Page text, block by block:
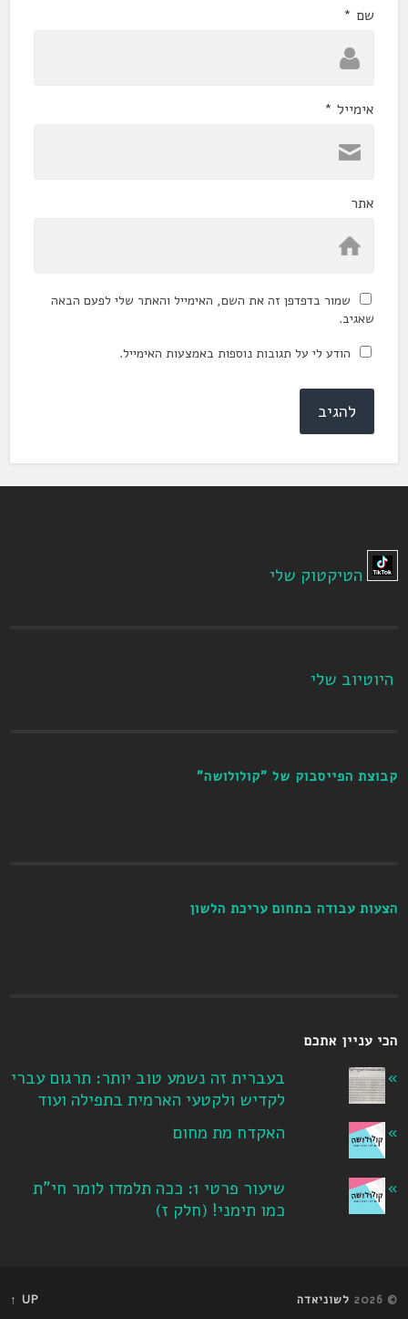
שם *
אימייל *
אתר
שמור בדפדפן זה את השם, האימייל והאתר שלי לפעם הבאה
שאגיב.
הודע לי על תגובות נוספות באמצעות האימייל.
הטיקטוק שלי
היוטיוב שלי
קבוצת הפייסבוק של "קולולושה"
הצעות עבודה בתחום עריכת הלשון
הכי עניין אתכם
בעברית זה נשמע טוב יותר: תרגום עברי
לקדיש ולקטעי הארמית בתפילה ועוד
האקדח מת מחום
שיעור פרטי 1: ככה תלמדו לומר חי"ת
כמו תימני! ‏(חלק ז‏)
© 2026 לשוניאדה UP ↑